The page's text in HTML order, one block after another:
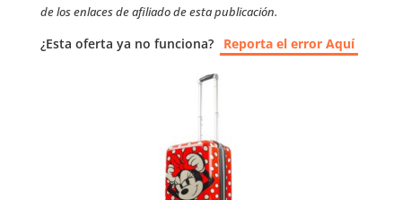
de los enlaces de afiliado de esta publicación.
¿Esta oferta ya no funciona? Reporta el error Aquí